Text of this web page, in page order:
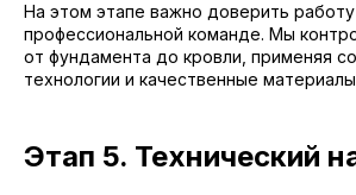
На этом этапе важно доверить работу
профессиональной команде. Мы
от фундамента до кровли, применяя
технологии и качественные
Этап 5. Технический